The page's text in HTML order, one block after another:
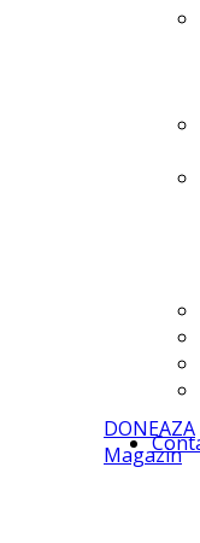
DONEAZA
Magazin